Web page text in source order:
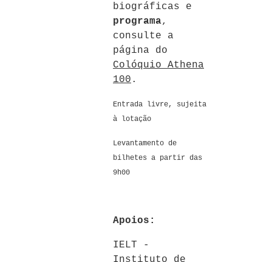
biográficas e
programa,
consulte a
página do
Colóquio Athena
100 .
Entrada livre, sujeita
à lotação
Levantamento de
bilhetes a partir das
9h00
Apoios:
IELT -
Instituto de